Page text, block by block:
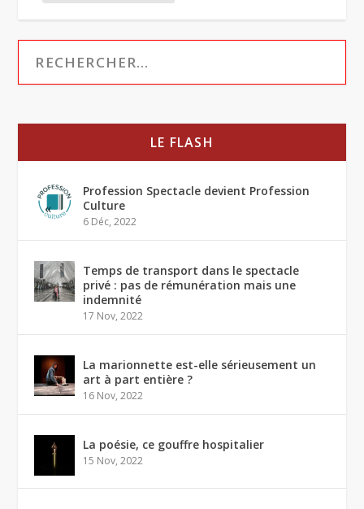
LE FLASH
Profession Spectacle devient Profession
Culture
6 Déc, 2022
Temps de transport dans le spectacle
privé : pas de rémunération mais une
indemnité
17 Nov, 2022
La marionnette est-elle sérieusement un
art à part entière ?
16 Nov, 2022
La poésie, ce gouffre hospitalier
15 Nov, 2022